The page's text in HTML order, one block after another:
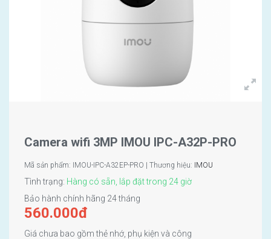
Camera wifi 3MP IMOU IPC-A32P-PRO
Mã sản phẩm: IMOU-IPC-A32EP-PRO | Thương hiệu: IMOU
Tình trạng: Hàng có sẵn, lắp đặt trong 24 giờ
Bảo hành chính hãng 24 tháng
560.000đ
Giá chưa bao gồm thẻ nhớ, phụ kiện và công